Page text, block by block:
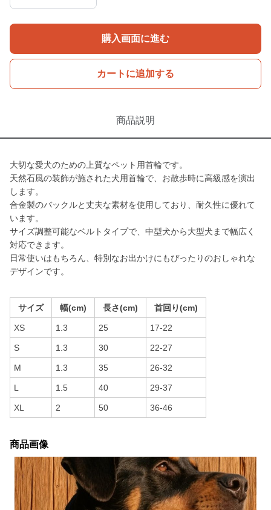
購入画面に進む
カートに追加する
商品説明
大切な愛犬のための上質なペット用首輪です。
天然石風の装飾が施された犬用首輪で、お散歩時に高級感を演出
します。
合金製のバックルと丈夫な素材を使用しており、耐久性に優れて
います。
サイズ調整可能なベルトタイプで、中型犬から大型犬まで幅広く
対応できます。
日常使いはもちろん、特別なお出かけにもぴったりのおしゃれな
デザインです。
サイズ 幅(cm) 長さ(cm) 首回り(cm)
XS 1.3 25 17-22
S 1.3 30 22-27
M 1.3 35 26-32
L 1.5 40 29-37
XL 2 50 36-46
商品画像